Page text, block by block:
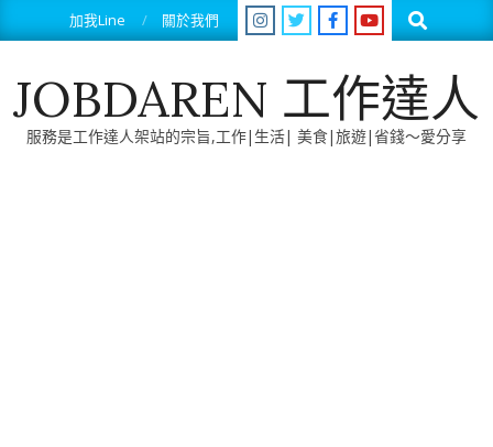
to
加我Line 關於我們 Search
JOBDAREN 工作達人
服務是工作達人架站的宗旨,工作|生活| 美食|旅遊|省錢～愛分享